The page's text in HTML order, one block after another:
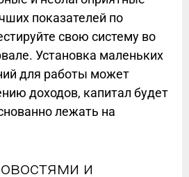
показателей по
свою систему во
Установка маленьких
для работы может
доходов, капитал будет
лежать на
и